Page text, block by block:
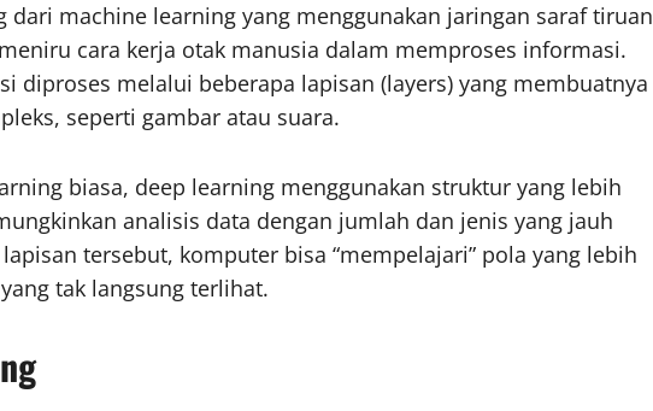
dari machine learning yang menggunakan jaringan saraf tiruan
cara kerja otak manusia dalam memproses informasi.
diproses melalui beberapa lapisan (layers) yang membuatnya
seperti gambar atau suara.
biasa, deep learning menggunakan struktur yang lebih
analisis data dengan jumlah dan jenis yang jauh
tersebut, komputer bisa “mempelajari” pola yang lebih
tak langsung terlihat.